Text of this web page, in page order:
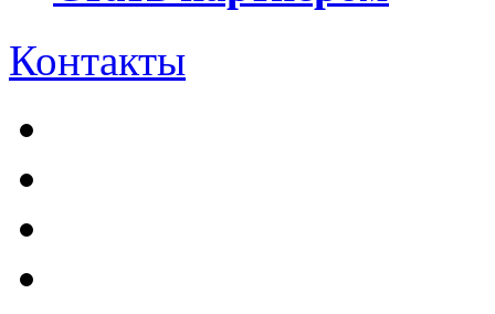
Контакты